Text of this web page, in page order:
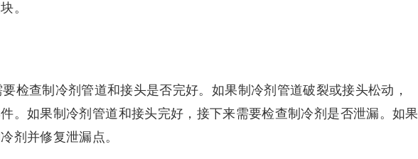
。
检查制冷剂管道和接头是否完好。如果制冷剂管道破裂或接头松动，
。如果制冷剂管道和接头完好，接下来需要检查制冷剂是否泄漏。如果
剂并修复泄漏点。